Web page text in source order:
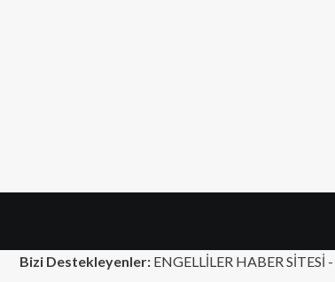
Bizi Destekleyenler: ENGELLİLER HABER SİTESİ -